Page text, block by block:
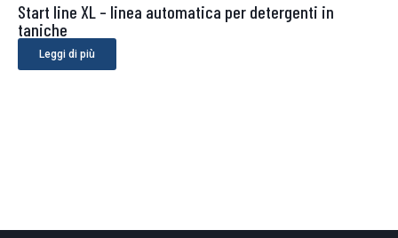
Start line XL – linea automatica per detergenti in
taniche
Leggi di più